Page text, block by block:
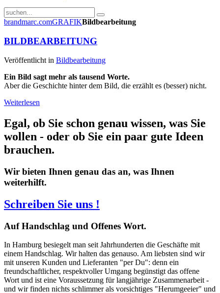
brandmarc.comGRAFIKBildbearbeitung
BILDBEARBEITUNG
Veröffentlicht in Bildbearbeitung
Ein Bild sagt mehr als tausend Worte.
Aber die Geschichte hinter dem Bild, die erzählt es (besser) nicht.
Weiterlesen
Egal, ob Sie schon genau wissen, was Sie
wollen - oder ob Sie ein paar gute Ideen
brauchen.
Wir bieten Ihnen genau das an, was Ihnen
weiterhilft.
Schreiben Sie uns !
AufHandschlag und Offenes Wort.
In Hamburg besiegelt man seit Jahrhunderten die Geschäfte mit
einem Handschlag. Wir halten das genauso. Am liebsten sind wir
mit unseren Kunden und Lieferanten "per Du": denn ein
freundschaftlicher, respektvoller Umgang begünstigt das offene
Wort und ist eine Voraussetzung für langjährige Zusammenarbeit -
und wir finden nichts schlimmer als vorsichtiges "Herumgeeier" und